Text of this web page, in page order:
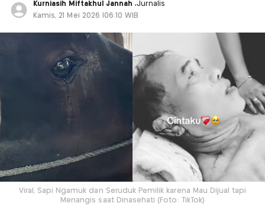
Kurniasih Miftakhul Jannah,Jurnalis
Kamis, 21 Mei 2026 |06:10 WIB
Viral, Sapi Ngamuk dan Seruduk Pemilik karena Mau Dijual tapi
Menangis saat Dinasehati (Foto: TikTok)